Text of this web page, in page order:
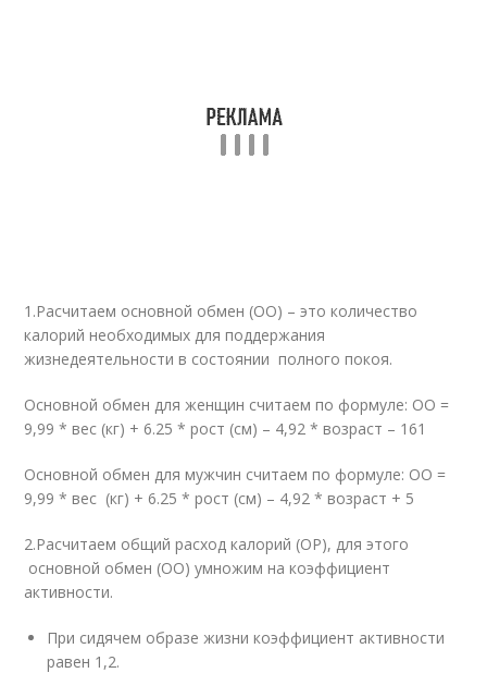
1.Расчитаем основной обмен (ОО) – это количество
калорий необходимых для поддержания
жизнедеятельности в состоянии полного покоя.
Основной обмен для женщин считаем по формуле: ОО =
9,99 * вес (кг) + 6.25 * рост (см) – 4,92 * возраст – 161
Основной обмен для мужчин считаем по формуле: ОО =
9,99 * вес (кг) + 6.25 * рост (см) – 4,92 * возраст + 5
2.Расчитаем общий расход калорий (ОР), для этого
основной обмен (ОО) умножим на коэффициент
активности.
При сидячем образе жизни коэффициент активности
равен 1,2.